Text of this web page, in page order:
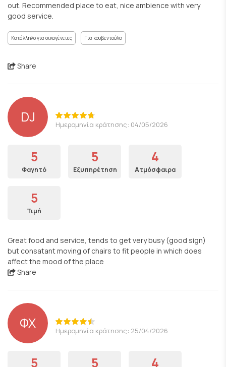
out. Recommended place to eat, nice ambience with very
good service.
Κατάλληλο για οικογένειες Για κουβεντούλα
Share
DJ Ημερομηνία κράτησης: 04/05/2026
5
Φαγητό
5
Εξυπηρέτηση
4
Ατμόσφαιρα
5
Τιμή
Great food and service, tends to get very busy (good sign)
but consatant moving of chairs to fit people in which does
affect the mood of the place
Share
ΦΧ Ημερομηνία κράτησης: 25/04/2026
5 5 4